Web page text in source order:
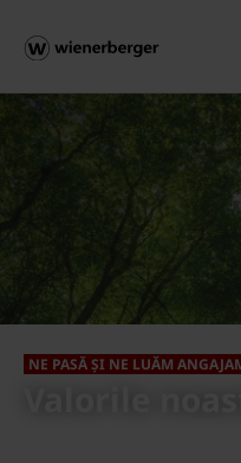
NE PASĂ ȘI NE LUĂM